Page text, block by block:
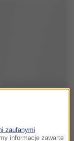
zaufanymi
informacje zawarte